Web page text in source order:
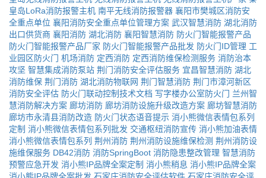
皇岛LoRa消防报警主机 南平无线消防报警器 襄阳市樊城区消防安
全重点单位 襄阳消防安全重点单位管理方案 武汉智慧消防 湖北消防
出口供货商 襄阳消防 湖北消防 襄阳智慧消防 防火门智能报警产品
防火门智能报警产品厂家 防火门智能报警产品批发 防火门ID管理 工
业园区防火门 机场消防 定西消防 定西消防维保检测服务 消防治本
攻坚 智慧集成消防泵站 荆门消防安全评估服务 宜昌智慧消防 湖北
消防维保 荆门消防 湖北消防物联网 荆门智慧消防 荆门市漳河新区
消防安全评估 防火门联动控制技术文档 写字楼办公室防火门 兰州智
慧消防解决方案 廊坊消防 廊坊消防设施升级改造方案 廊坊智慧消防
廊坊市永清县消防改造 防火门状态语音提示 消小熊微信表情包系列
定制 消小熊微信表情包系列批发 交通枢纽消防宣传 消小熊加油表情
消小熊微信表情包系列 荆州消防 荆州消防设施维保检测 荆州消防设
施维保服务 DB42消防 消防SpringBoot 消防隐患整改管理 智慧消防
预警应急开发 消小熊IP品牌全案定制 消小熊稍息 消小熊IP品牌全案